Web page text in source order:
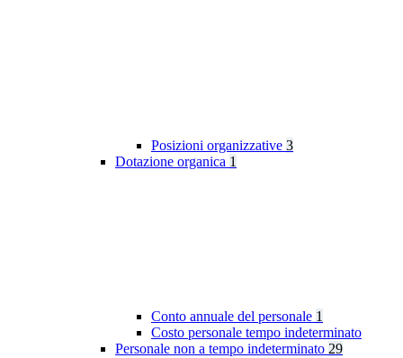
Posizioni organizzative 3
Dotazione organica 1
Conto annuale del personale 1
Costo personale tempo indeterminato
Personale non a tempo indeterminato 29